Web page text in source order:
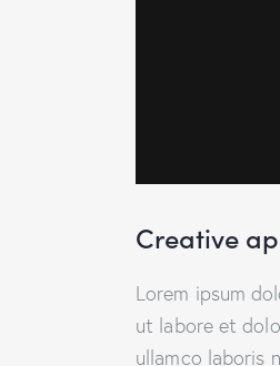
Creative
Lorem ipsum
ut labore et
ullamco laboris